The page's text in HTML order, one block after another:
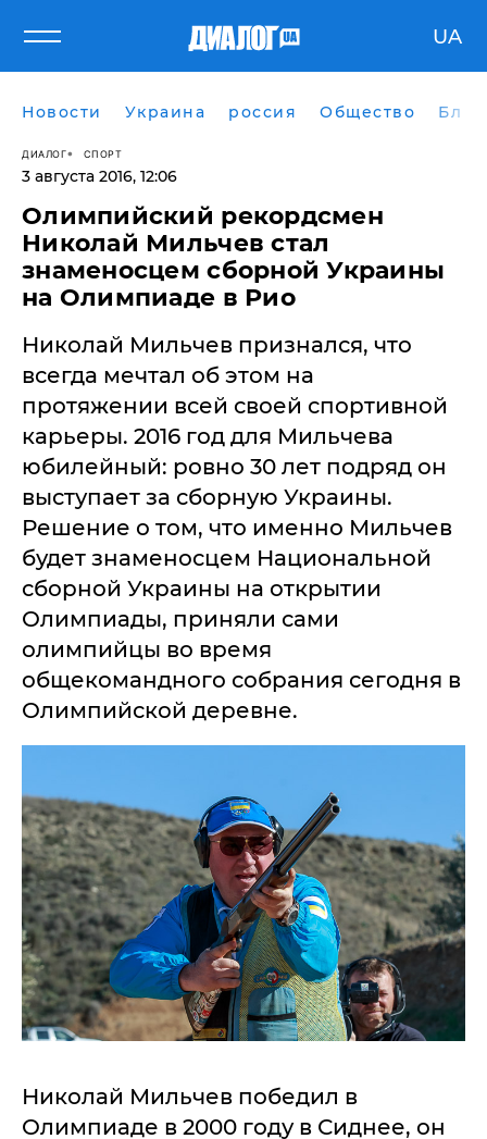
UA
Новости Украина россия Общество
ДИАЛОГ СПОРТ
3 августа 2016, 12:06
Олимпийский рекордсмен
Николай Мильчев стал
знаменосцем сборной Украины
на Олимпиаде в Рио
Николай Мильчев признался, что
всегда мечтал об этом на
протяжении всей своей спортивной
карьеры. 2016 год для Мильчева
юбилейный: ровно 30 лет подряд он
выступает за сборную Украины.
Решение о том, что именно Мильчев
будет знаменосцем Национальной
сборной Украины на открытии
Олимпиады, приняли сами
олимпийцы во время
общекомандного собрания сегодня в
Олимпийской деревне.
Николай Мильчев победил в
Олимпиаде в 2000 году в Сиднее, он